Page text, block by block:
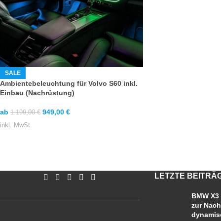
SALE
Ambientebeleuchtung für Volvo S60 inkl.
Einbau (Nachrüstung)
ab 1.199,00€ 949,00 €
inkl. MwSt.
LETZTE
BMW
zur